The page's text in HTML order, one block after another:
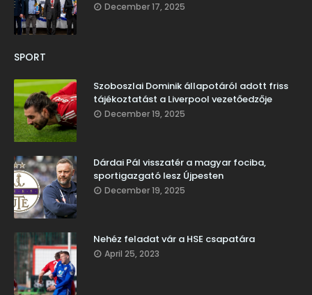
December 17, 2025
SPORT
Szoboszlai Dominik állapotáról adott friss
tájékoztatást a Liverpool vezetőedzője
December 19, 2025
Dárdai Pál visszatér a magyar fociba,
sportigazgató lesz Újpesten
December 19, 2025
Nehéz feladat vár a HSE csapatára
April 25, 2023